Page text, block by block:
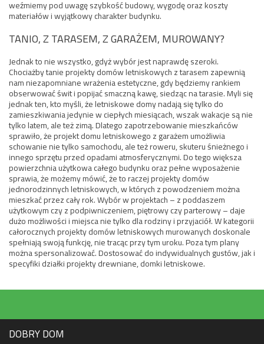
weźmiemy pod uwagę szybkość budowy, wygodę oraz koszty
materiałów i wyjątkowy charakter budynku.
TANIO, Z TARASEM, Z GARAŻEM, MUROWANY?
Jednak to nie wszystko, gdyż wybór jest naprawdę szeroki.
Chociażby tanie projekty domów letniskowych z tarasem zapewnią
nam niezapomniane wrażenia estetyczne, gdy będziemy rankiem
obserwować świt i popijać smaczną kawę, siedząc na tarasie. Myli się
jednak ten, kto myśli, że letniskowe domy nadają się tylko do
zamieszkiwania jedynie w ciepłych miesiącach, wszak wakacje są nie
tylko latem, ale też zimą. Dlatego zapotrzebowanie mieszkańców
sprawiło, że projekt domu letniskowego z garażem umożliwia
schowanie nie tylko samochodu, ale też roweru, skuteru śnieżnego i
innego sprzętu przed opadami atmosferycznymi. Do tego większa
powierzchnia użytkowa całego budynku oraz pełne wyposażenie
sprawia, że możemy mówić, że to raczej projekty domów
jednorodzinnych letniskowych, w których z powodzeniem można
mieszkać przez cały rok. Wybór w projektach – z poddaszem
użytkowym czy z podpiwniczeniem, piętrowy czy parterowy – daje
dużo możliwości i miejsca nie tylko dla rodziny i przyjaciół. W kategorii
całorocznych projekty domów letniskowych murowanych doskonale
spełniają swoją funkcję, nie tracąc przy tym uroku. Poza tym plany
można spersonalizować. Dostosować do indywidualnych gustów, jak i
specyfiki działki projekty drewniane, domki letniskowe.
DOBRY DOM